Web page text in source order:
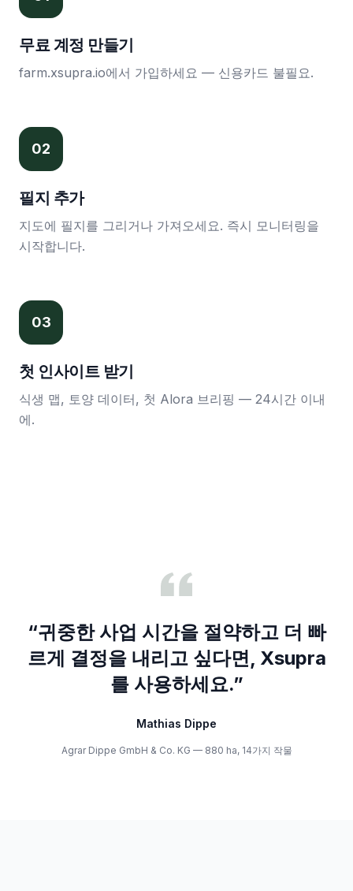
무료 계정 만들기
farm.xsupra.io에서 가입하세요 — 신용카드 불필요.
02
필지 추가
지도에 필지를 그리거나 가져오세요. 즉시 모니터링을
시작합니다.
03
첫 인사이트 받기
식생 맵, 토양 데이터, 첫 Alora 브리핑 — 24시간 이내
에.
“귀중한 사업 시간을 절약하고 더 빠
르게 결정을 내리고 싶다면, Xsupra
를 사용하세요.”
Mathias Dippe
Agrar Dippe GmbH & Co. KG — 880 ha, 14가지 작물